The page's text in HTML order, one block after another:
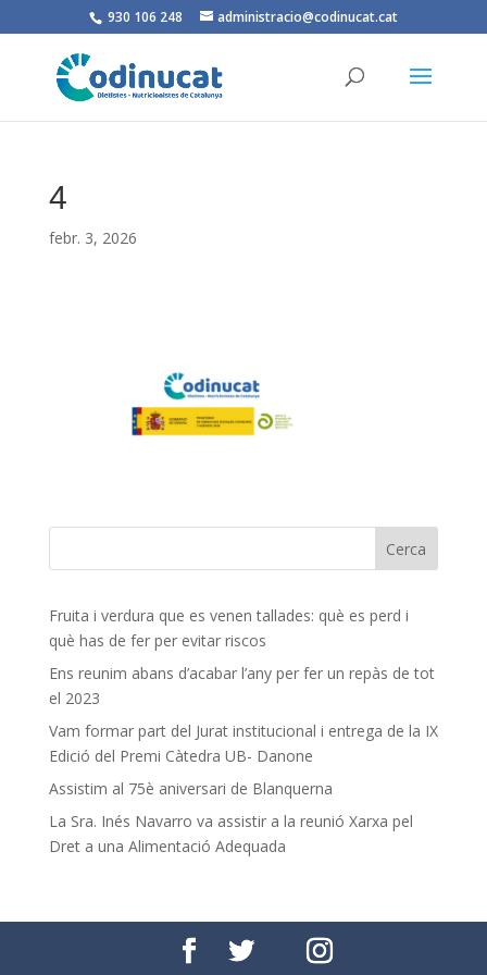
930 106 248 administracio@codinucat.cat
4
febr. 3, 2026
Fruita i verdura que es venen tallades: què es perd i
què has de fer per evitar riscos
Ens reunim abans d’acabar l’any per fer un repàs de tot
el 2023
Vam formar part del Jurat institucional i entrega de la IX
Edició del Premi Càtedra UB- Danone
Assistim al 75è aniversari de Blanquerna
La Sra. Inés Navarro va assistir a la reunió Xarxa pel
Dret a una Alimentació Adequada